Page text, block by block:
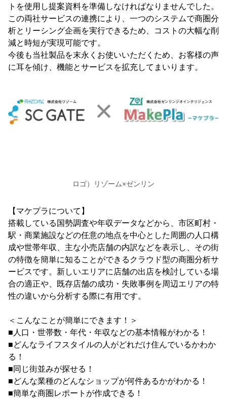
トを使用し提案資料を準備しなければなりませんでした。
この両社サービスの連携により、一つのシステムで商圏分
析とリーシング企画を実行できるため、コストの大幅な削
減と時短が実現可能です。
今後も当社製品を末永くお使いいただくため、お客様の声
に耳を傾け、機能とサービスを拡充してまいります。
ロゴ）リゾーム×ゼンリン
【マケプラについて】
搭載している国勢調査や年収データなどから、市区町村・
駅・商業施設などの任意の地点を中心とした周囲の人口構
成や世帯年収、主な小売店舗の内訳などを表示し、その街
の特徴を簡単に知ることができるクラウド型の商圏分析サ
ービスです。新しいエリアに店舗の出店を検討している場
合の適正や、既存店舗の成功・失敗事例を周辺エリアの特
性の違いから分析する際に有用です。
＜こんなことが簡単にできます！＞
■人口・世帯数・年代・年収などの基本情報がわかる！
■どんなライフスタイルの人がどれだけ住んでいるかわか
る！
■同じ街並みが探せる！
■どんな業種のどんなショップが何件あるかがわかる！
■簡単な商圏レポートが作成できる！